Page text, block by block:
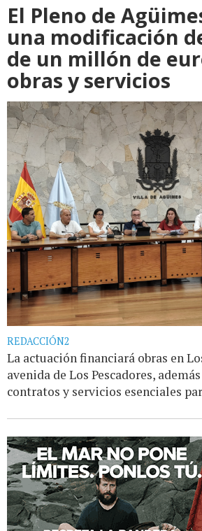
El Pleno de
una modificación
de un millón de
obras y servicios
REDACCIÓN2
La actuación financiará obras en
avenida de Los Pescadores,
contratos y servicios esenciales